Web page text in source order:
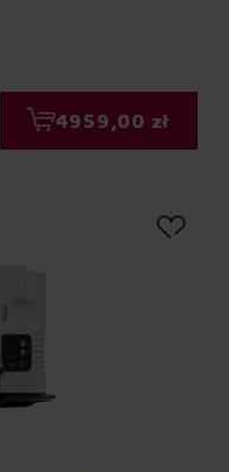
4959,00 zł